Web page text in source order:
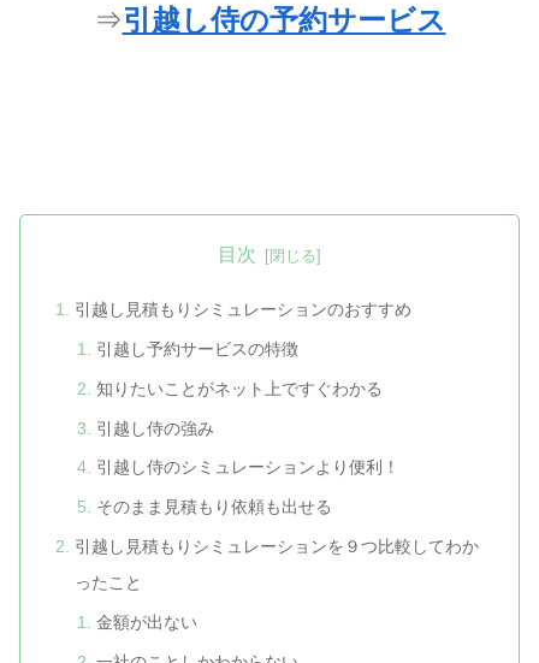
⇒引越し侍の予約サービス
目次
引越し見積もりシミュレーションのおすすめ
引越し予約サービスの特徴
知りたいことがネット上ですぐわかる
引越し侍の強み
引越し侍のシミュレーションより便利！
そのまま見積もり依頼も出せる
引越し見積もりシミュレーションを９つ比較してわか
ったこと
金額が出ない